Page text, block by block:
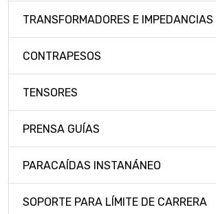
TRANSFORMADORES E IMPEDANCIAS
CONTRAPESOS
TENSORES
PRENSA GUÍAS
PARACAÍDAS INSTANÁNEO
SOPORTE PARA LÍMITE DE CARRERA